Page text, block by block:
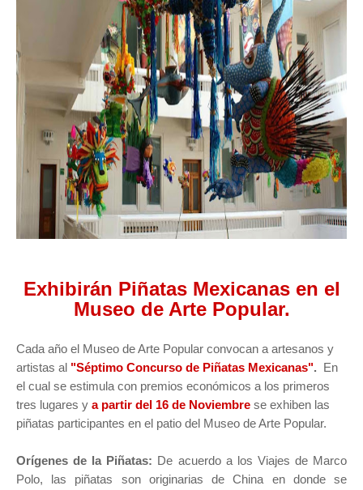
Exhibirán Piñatas Mexicanas en el
Museo de Arte Popular.
Cada año el Museo de Arte Popular convocan a artesanos y
artistas al "Séptimo Concurso de Piñatas Mexicanas". En
el cual se estimula con premios económicos a los primeros
tres lugares y a partir del 16 de Noviembre se exhiben las
piñatas participantes en el patio del Museo de Arte Popular.
Orígenes de la Piñatas: De acuerdo a los Viajes de Marco
Polo, las piñatas son originarias de China en donde se